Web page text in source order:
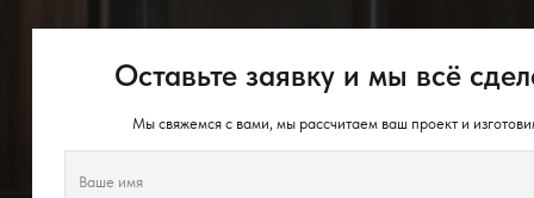
Оставьте заявку и мы всё
Мы свяжемся с вами, мы рассчитаем ваш проект и